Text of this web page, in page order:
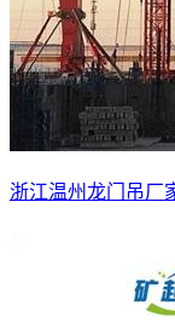
浙江温州龙门吊厂